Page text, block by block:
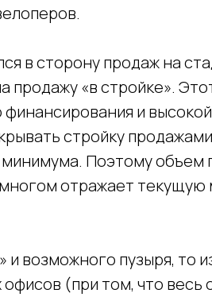
в сторону продаж на
продажу «в стройке».
финансирования и
стройку
минимума. Поэтому объем
отражает текущую
и возможного пузыря, то
(при том, что весь